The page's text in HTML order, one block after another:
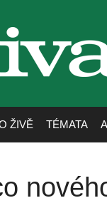
živa
ŽIVĚ TÉMATA